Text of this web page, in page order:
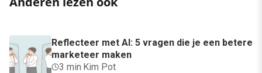
Reflecteer met AI: 5 vragen die je een betere
marketeer maken
3 min·Kim Pot